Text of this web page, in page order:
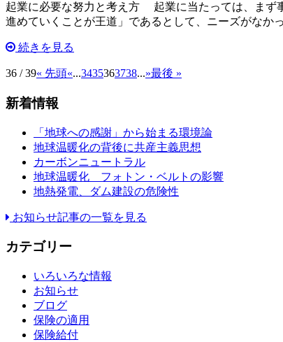
起業に必要な努力と考え方 起業に当たっては、まず
進めていくことが王道」であるとして、ニーズがなか
続きを見る
36 / 39« 先頭«...3435363738...»最後 »
新着情報
「地球への感謝」から始まる環境論
地球温暖化の背後に共産主義思想
カーボンニュートラル
地球温暖化 フォトン・ベルトの影響
地熱発電、ダム建設の危険性
お知らせ記事の一覧を見る
カテゴリー
いろいろな情報
お知らせ
ブログ
保険の適用
保険給付